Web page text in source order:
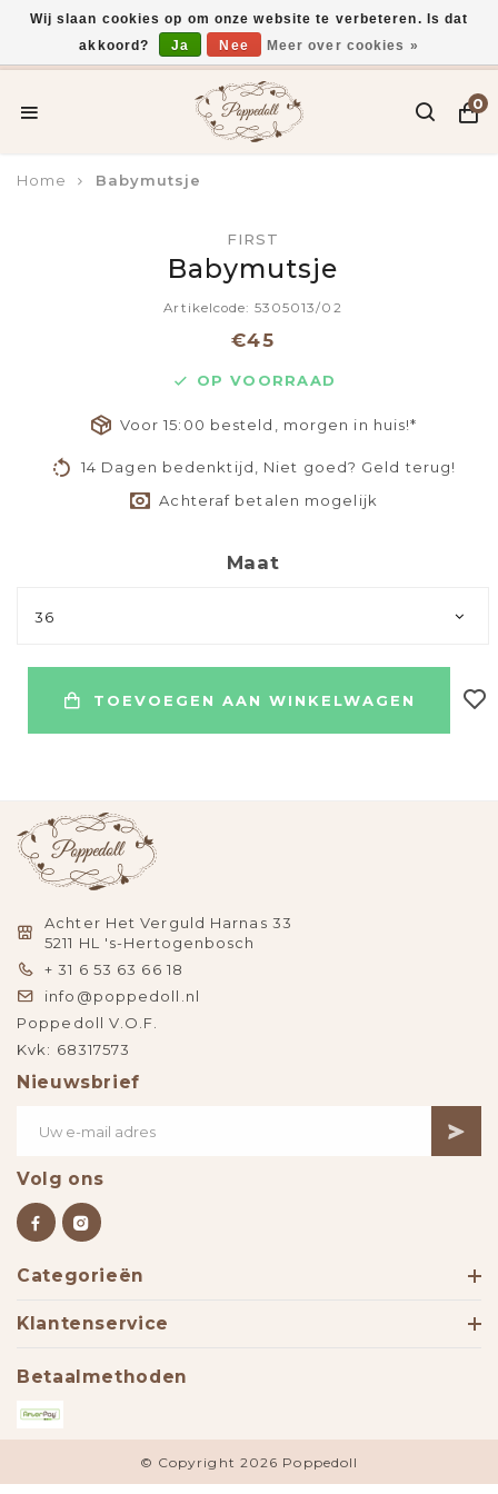
Voor 15:00 uur besteld, vandaag verzonden*
0
Home Babymutsje
FIRST
Babymutsje
Artikelcode: 5305013/02
€45
OP VOORRAAD
Voor 15:00 besteld, morgen in huis!*
14 Dagen bedenktijd, Niet goed? Geld terug!
Achteraf betalen mogelijk
Maat
36
TOEVOEGEN AAN WINKELWAGEN
Achter Het Verguld Harnas 33
5211 HL 's-Hertogenbosch
+ 31 6 53 63 66 18
info@poppedoll.nl
Poppedoll V.O.F.
Kvk: 68317573
Nieuwsbrief
Volg ons
Categorieën
Klantenservice
Betaalmethoden
© Copyright 2026 Poppedoll
Wij slaan cookies op om onze website te verbeteren. Is dat
akkoord?
Ja Nee Meer over cookies »